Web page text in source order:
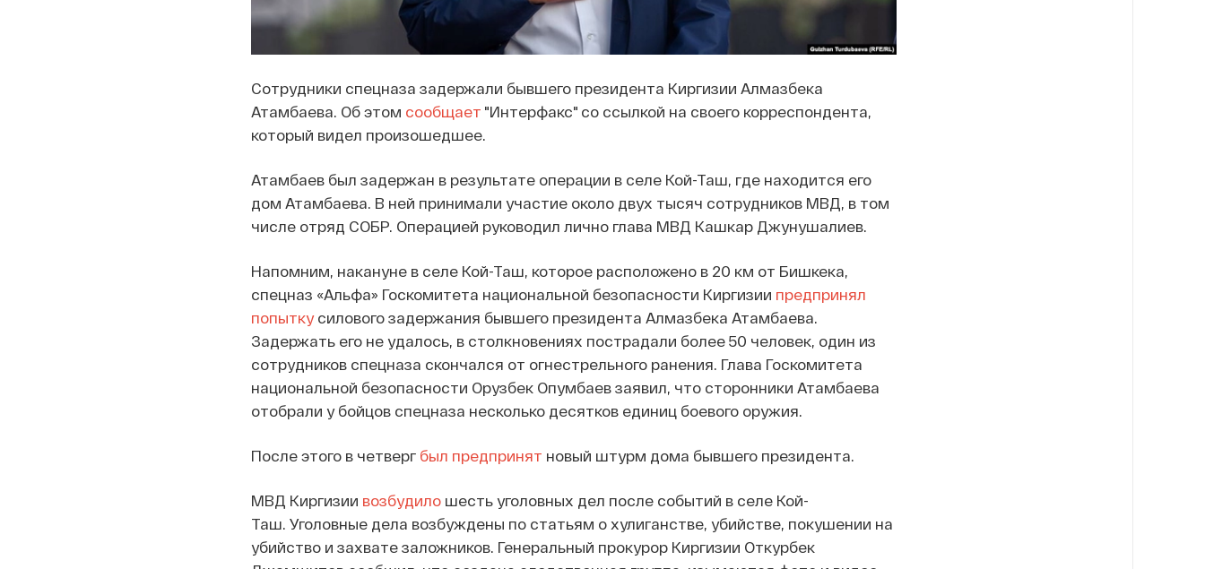
Сотрудники спецназа задержали бывшего президента Киргизии Алмазбека
Атамбаева. Об этом сообщает "Интерфакс" со ссылкой на своего корреспондента,
который видел произошедшее.
Атамбаев был задержан в результате операции в селе Кой-Таш, где находится его
дом Атамбаева. В ней принимали участие около двух тысяч сотрудников МВД, в том
числе отряд СОБР. Операцией руководил лично глава МВД Кашкар Джунушалиев.
Напомним, накануне в селе Кой-Таш, которое расположено в 20 км от Бишкека,
спецназ «Альфа» Госкомитета национальной безопасности Киргизии предпринял
попыткусилового задержания бывшего президента Алмазбека Атамбаева.
Задержать его не удалось, в столкновениях пострадали более 50 человек, один из
сотрудников спецназа скончался от огнестрельного ранения. Глава Госкомитета
национальной безопасности Орузбек Опумбаев заявил, что сторонники Атамбаева
отобрали у бойцов спецназа несколько десятков единиц боевого оружия.
После этого в четверг был предпринят новый штурм дома бывшего президента.
МВД Киргизии возбудилошесть уголовных дел после событий в селе Кой-
Таш. Уголовные дела возбуждены по статьям о хулиганстве, убийстве, покушении на
убийство и захвате заложников. Генеральный прокурор Киргизии Откурбек